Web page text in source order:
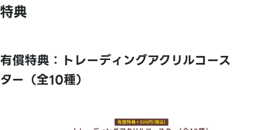
特典
有償特典：トレーディングアクリルコース
ター（全10種）